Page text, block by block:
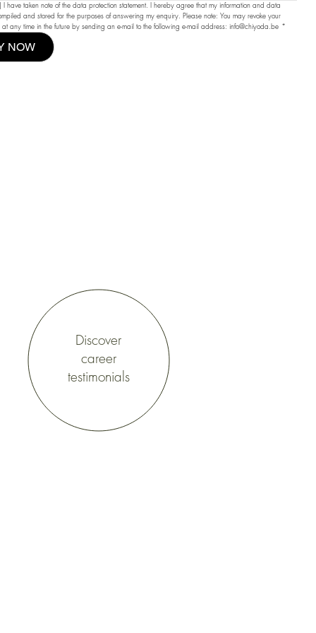
I have taken note of the data protection statement. I hereby agree that my information and data
and stored for the purposes of answering my enquiry. Please note: You may revoke your
at any time in the future by sending an e-mail to the following e-mail address: info@chiyoda.be *
NOW
Discover
career
testimonials